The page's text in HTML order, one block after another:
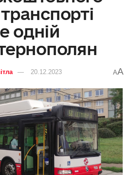
одній
тернополян
20.12.2023 AA